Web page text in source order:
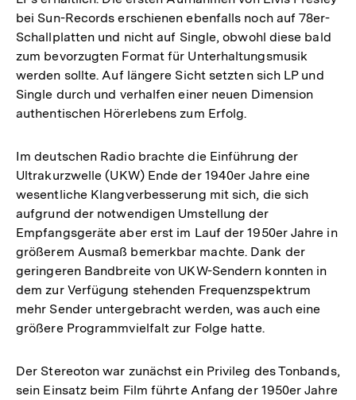
bei Sun-Records erschienen ebenfalls noch auf 78er-
Schallplatten und nicht auf Single, obwohl diese bald
zum bevorzugten Format für Unterhaltungsmusik
werden sollte. Auf längere Sicht setzten sich LP und
Single durch und verhalfen einer neuen Dimension
authentischen Hörerlebens zum Erfolg.
Im deutschen Radio brachte die Einführung der
Ultrakurzwelle (UKW) Ende der 1940er Jahre eine
wesentliche Klangverbesserung mit sich, die sich
aufgrund der notwendigen Umstellung der
Empfangsgeräte aber erst im Lauf der 1950er Jahre in
größerem Ausmaß bemerkbar machte. Dank der
geringeren Bandbreite von UKW-Sendern konnten in
dem zur Verfügung stehenden Frequenzspektrum
mehr Sender untergebracht werden, was auch eine
größere Programmvielfalt zur Folge hatte.
Der Stereoton war zunächst ein Privileg des Tonbands,
sein Einsatz beim Film führte Anfang der 1950er Jahre